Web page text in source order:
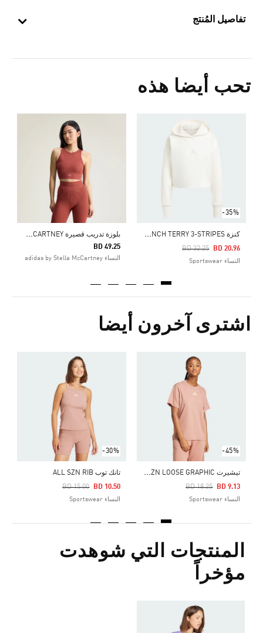
تفاصيل المُنتج
تحب أيضا هذه
-35%
ك
نزة ALL SZN FRENCH TERRY 3-STRIPES
Price Reduced From
BD 32.25
To BD 20.96
النساء Sportswear
ب
لوزة تدريب قصيرة ADIDAS BY STELLA MCCARTNEY
BD 49.25
النساء adidas by Stella McCartney
Price Reduced From
اشترى آخرون أيضا
-45%
ت
يشيرت ALL SZN LOOSE GRAPHIC
Price Reduced From
BD 18.25
To BD 9.13
النساء Sportswear
-30%
تانك توب ALL SZN RIB
Price Reduced From
BD 15.00
To BD 10.50
النساء Sportswear
Price Reduced From
المنتجات التي شوهدت
مؤخراً